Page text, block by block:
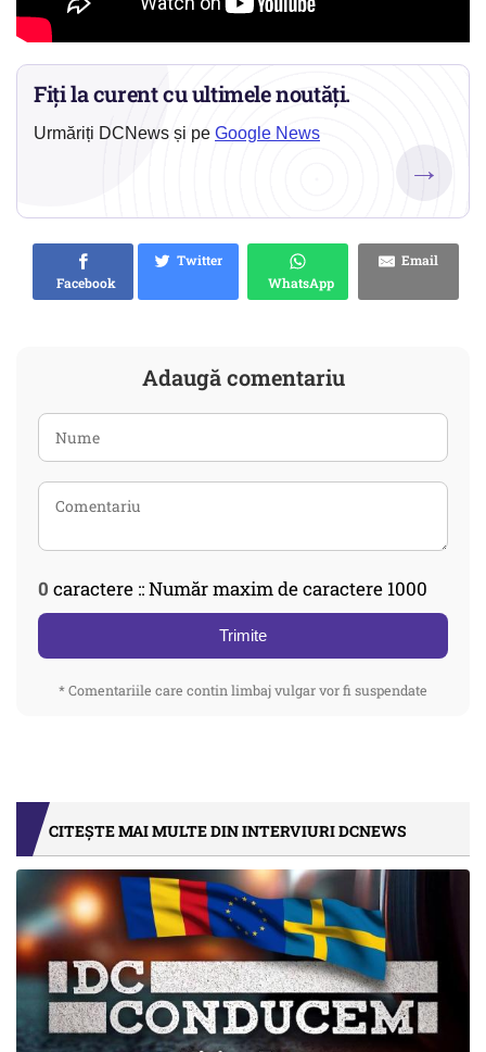
Fiți la curent cu ultimele noutăți.
Urmăriți DCNews și pe Google News
→
Facebook
Twitter
WhatsApp
Email
Adaugă comentariu
0 caractere :: Număr maxim de caractere 1000
Trimite
* Comentariile care contin limbaj vulgar vor fi suspendate
CITEȘTE MAI MULTE DIN INTERVIURI DCNEWS